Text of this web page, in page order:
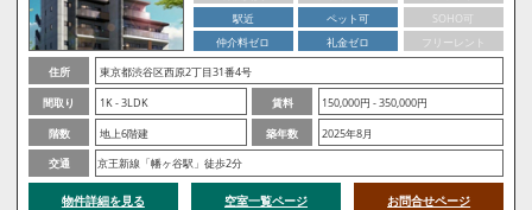
駅近
ペット可
SOHO可
仲介料ゼロ
礼金ゼロ
フリーレント
住所
東京都渋谷区西原2丁目31番4号
間取り
1K - 3LDK 賃料
150,000円 - 350,000円
階数
地上6階建 築年数
2025年8月
交通
京王新線「幡ヶ谷駅」徒歩2分
物件詳細を見る 空室一覧ページ お問合せページ